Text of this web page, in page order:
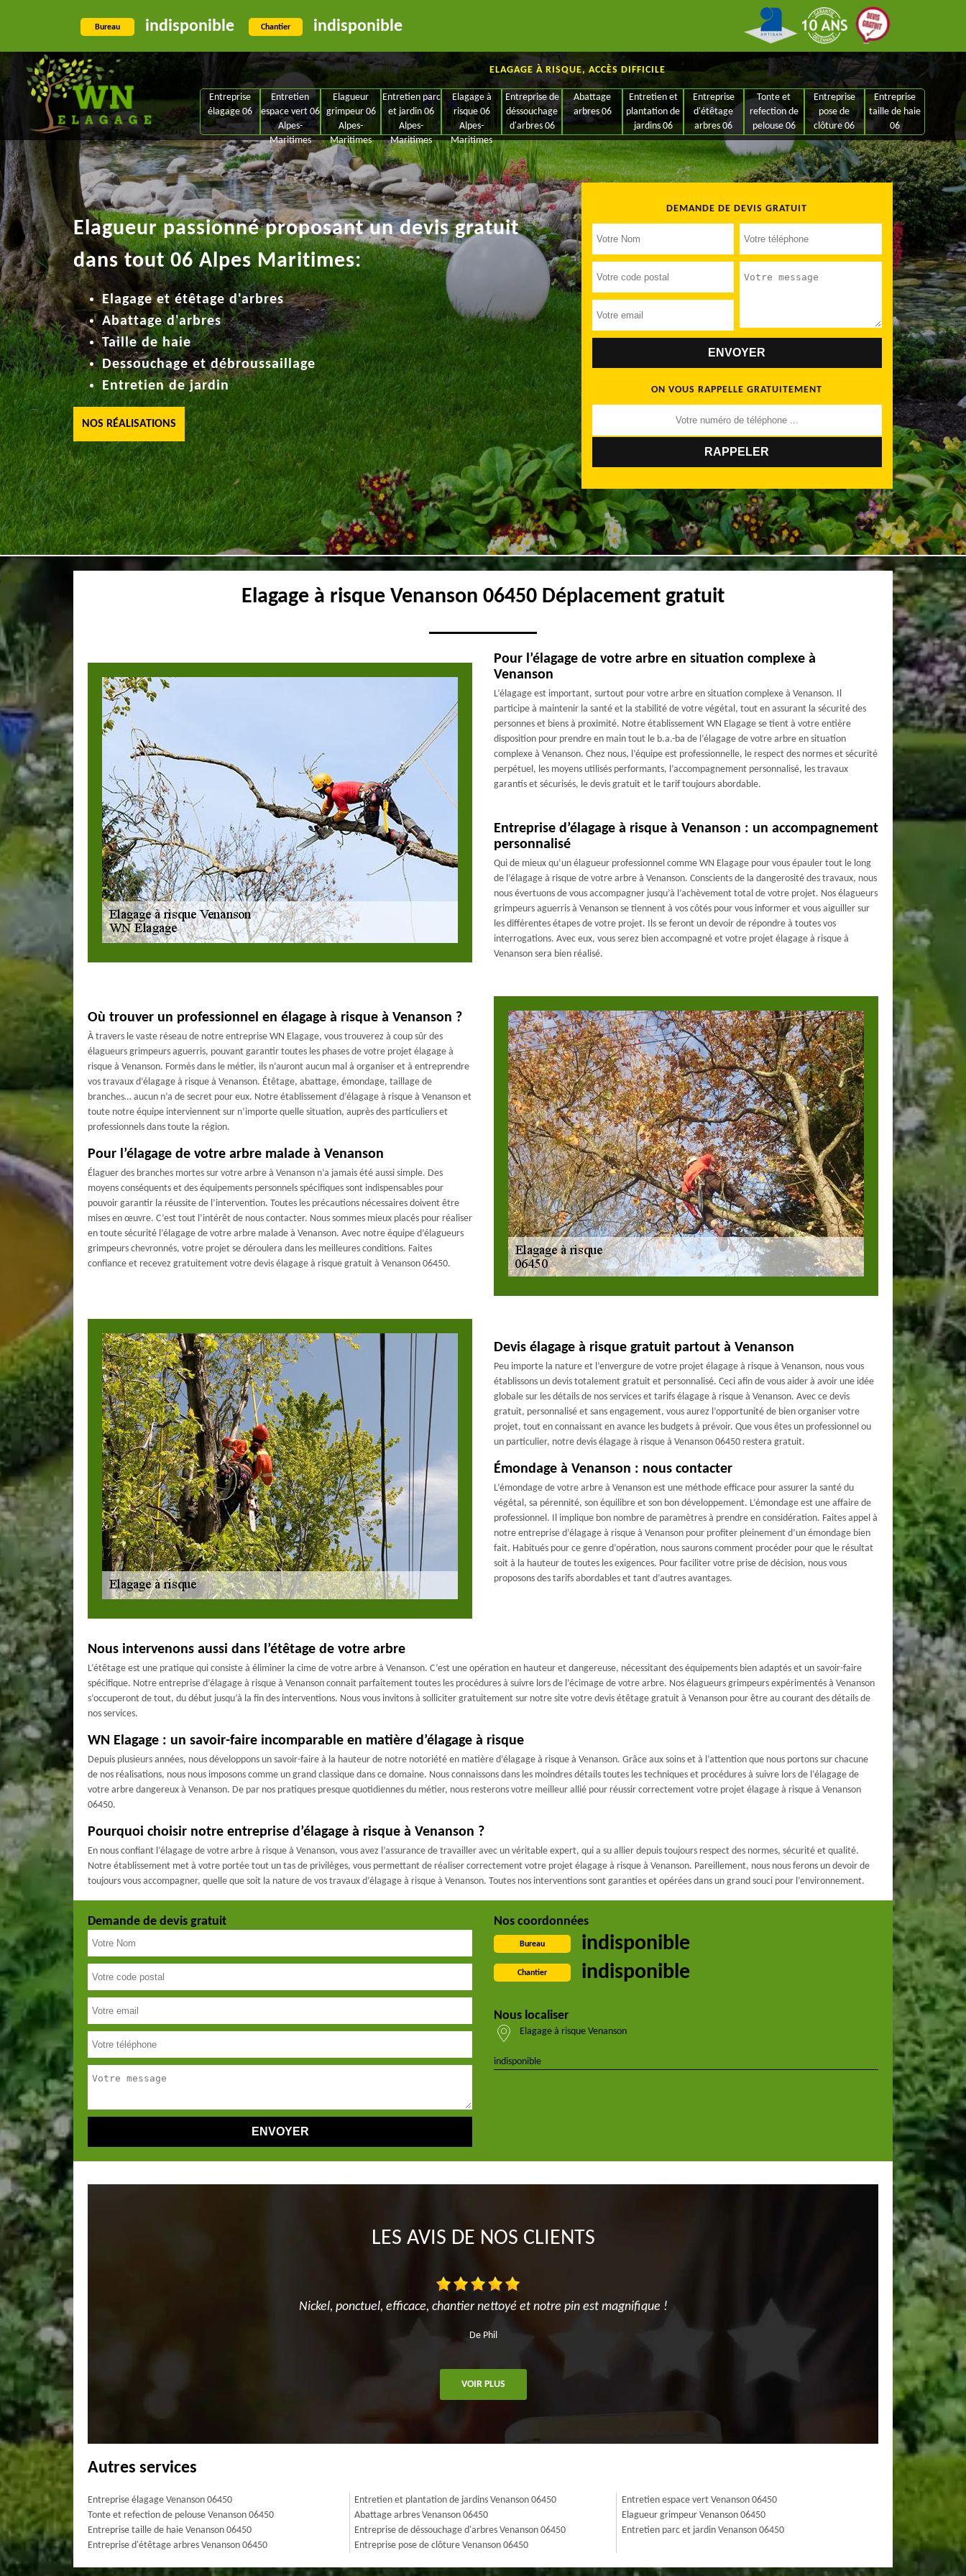
Bureau indisponible Chantier indisponible
ELAGAGE À RISQUE, ACCÈS DIFFICILE
Entreprise
élagage 06
Entretien
espace vert 06
Alpes-
Maritimes
Elagueur
grimpeur 06
Alpes-
Maritimes
Entretien parc
et jardin 06
Alpes-
Maritimes
Elagage à
risque 06
Alpes-
Maritimes
Entreprise de
déssouchage
d'arbres 06
Abattage
arbres 06
Entretien et
plantation de
jardins 06
Entreprise
d'étêtage
arbres 06
Tonte et
refection de
pelouse 06
Entreprise
pose de
clôture 06
Entreprise
taille de haie
06
DEMANDE DE DEVIS GRATUIT
ON VOUS RAPPELLE GRATUITEMENT
Elagueur passionné proposant un devis gratuit
dans tout 06 Alpes Maritimes:
Elagage et étêtage d'arbres
Abattage d'arbres
Taille de haie
Dessouchage et débroussaillage
Entretien de jardin
NOS RÉALISATIONS
Elagage à risque Venanson 06450 Déplacement gratuit
Pour l’élagage de votre arbre en situation complexe à
Venanson
L’élagage est important, surtout pour votre arbre en situation complexe à Venanson. Il
participe à maintenir la santé et la stabilité de votre végétal, tout en assurant la sécurité des
personnes et biens à proximité. Notre établissement WN Elagage se tient à votre entière
disposition pour prendre en main tout le b.a.-ba de l’élagage de votre arbre en situation
complexe à Venanson. Chez nous, l’équipe est professionnelle, le respect des normes et sécurité
perpétuel, les moyens utilisés performants, l’accompagnement personnalisé, les travaux
garantis et sécurisés, le devis gratuit et le tarif toujours abordable.
Entreprise d’élagage à risque à Venanson : un accompagnement
personnalisé
Qui de mieux qu’un élagueur professionnel comme WN Elagage pour vous épauler tout le long
de l’élagage à risque de votre arbre à Venanson. Conscients de la dangerosité des travaux, nous
nous évertuons de vous accompagner jusqu’à l’achèvement total de votre projet. Nos élagueurs
grimpeurs aguerris à Venanson se tiennent à vos côtés pour vous informer et vous aiguiller sur
les différentes étapes de votre projet. Ils se feront un devoir de répondre à toutes vos
interrogations. Avec eux, vous serez bien accompagné et votre projet élagage à risque à
Venanson sera bien réalisé.
Où trouver un professionnel en élagage à risque à Venanson ?
À travers le vaste réseau de notre entreprise WN Elagage, vous trouverez à coup sûr des
élagueurs grimpeurs aguerris, pouvant garantir toutes les phases de votre projet élagage à
risque à Venanson. Formés dans le métier, ils n’auront aucun mal à organiser et à entreprendre
vos travaux d’élagage à risque à Venanson. Étêtage, abattage, émondage, taillage de
branches… aucun n’a de secret pour eux. Notre établissement d’élagage à risque à Venanson et
toute notre équipe interviennent sur n’importe quelle situation, auprès des particuliers et
professionnels dans toute la région.
Pour l’élagage de votre arbre malade à Venanson
Élaguer des branches mortes sur votre arbre à Venanson n’a jamais été aussi simple. Des
moyens conséquents et des équipements personnels spécifiques sont indispensables pour
pouvoir garantir la réussite de l’intervention. Toutes les précautions nécessaires doivent être
mises en œuvre. C’est tout l’intérêt de nous contacter. Nous sommes mieux placés pour réaliser
en toute sécurité l’élagage de votre arbre malade à Venanson. Avec notre équipe d’élagueurs
grimpeurs chevronnés, votre projet se déroulera dans les meilleures conditions. Faites
confiance et recevez gratuitement votre devis élagage à risque gratuit à Venanson 06450.
Devis élagage à risque gratuit partout à Venanson
Peu importe la nature et l’envergure de votre projet élagage à risque à Venanson, nous vous
établissons un devis totalement gratuit et personnalisé. Ceci afin de vous aider à avoir une idée
globale sur les détails de nos services et tarifs élagage à risque à Venanson. Avec ce devis
gratuit, personnalisé et sans engagement, vous aurez l’opportunité de bien organiser votre
projet, tout en connaissant en avance les budgets à prévoir. Que vous êtes un professionnel ou
un particulier, notre devis élagage à risque à Venanson 06450 restera gratuit.
Émondage à Venanson : nous contacter
L’émondage de votre arbre à Venanson est une méthode efficace pour assurer la santé du
végétal, sa pérennité, son équilibre et son bon développement. L’émondage est une affaire de
professionnel. Il implique bon nombre de paramètres à prendre en considération. Faites appel à
notre entreprise d’élagage à risque à Venanson pour profiter pleinement d’un émondage bien
fait. Habitués pour ce genre d’opération, nous saurons comment procéder pour que le résultat
soit à la hauteur de toutes les exigences. Pour faciliter votre prise de décision, nous vous
proposons des tarifs abordables et tant d’autres avantages.
Nous intervenons aussi dans l’étêtage de votre arbre
L’étêtage est une pratique qui consiste à éliminer la cime de votre arbre à Venanson. C’est une opération en hauteur et dangereuse, nécessitant des équipements bien adaptés et un savoir-faire
spécifique. Notre entreprise d’élagage à risque à Venanson connait parfaitement toutes les procédures à suivre lors de l’écimage de votre arbre. Nos élagueurs grimpeurs expérimentés à Venanson
s’occuperont de tout, du début jusqu’à la fin des interventions. Nous vous invitons à solliciter gratuitement sur notre site votre devis étêtage gratuit à Venanson pour être au courant des détails de
nos services.
WN Elagage : un savoir-faire incomparable en matière d’élagage à risque
Depuis plusieurs années, nous développons un savoir-faire à la hauteur de notre notoriété en matière d’élagage à risque à Venanson. Grâce aux soins et à l’attention que nous portons sur chacune
de nos réalisations, nous nous imposons comme un grand classique dans ce domaine. Nous connaissons dans les moindres détails toutes les techniques et procédures à suivre lors de l’élagage de
votre arbre dangereux à Venanson. De par nos pratiques presque quotidiennes du métier, nous resterons votre meilleur allié pour réussir correctement votre projet élagage à risque à Venanson
06450.
Pourquoi choisir notre entreprise d’élagage à risque à Venanson ?
En nous confiant l’élagage de votre arbre à risque à Venanson, vous avez l’assurance de travailler avec un véritable expert, qui a su allier depuis toujours respect des normes, sécurité et qualité.
Notre établissement met à votre portée tout un tas de privilèges, vous permettant de réaliser correctement votre projet élagage à risque à Venanson. Pareillement, nous nous ferons un devoir de
toujours vous accompagner, quelle que soit la nature de vos travaux d’élagage à risque à Venanson. Toutes nos interventions sont garanties et opérées dans un grand souci pour l’environnement.
Demande de devis gratuit Nos coordonnées
Bureau indisponible
Chantier indisponible
Nous localiser
Elagage à risque Venanson
indisponible
LES AVIS DE NOS CLIENTS
Nickel, ponctuel, efficace, chantier nettoyé et notre pin est magnifique !
De Phil
VOIR PLUS
Autres services
Entreprise élagage Venanson 06450
Tonte et refection de pelouse Venanson 06450
Entreprise taille de haie Venanson 06450
Entreprise d'étêtage arbres Venanson 06450
Entretien et plantation de jardins Venanson 06450
Abattage arbres Venanson 06450
Entreprise de déssouchage d'arbres Venanson 06450
Entreprise pose de clôture Venanson 06450
Entretien espace vert Venanson 06450
Elagueur grimpeur Venanson 06450
Entretien parc et jardin Venanson 06450